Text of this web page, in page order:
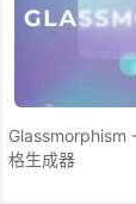
Glassmorphism
格生成器